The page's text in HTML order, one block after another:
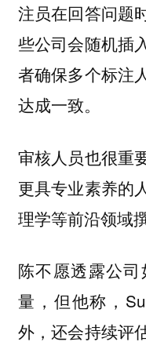
注员在回答问题
些公司会随机插
者确保多个标注
达成一致。
审核人员也很重
更具专业素养的
理学等前沿领域
陈不愿透露公
量，但他称，
外，还会持续评